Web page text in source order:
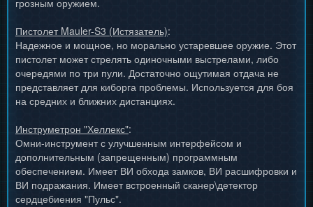
грозным оружием.
Пистолет Mauler-S3 (Истязатель):
Надежное и мощное, но морально устаревшее оружие. Этот
пистолет может стрелять одиночными выстрелами, либо
очередями по три пули. Достаточно ощутимая отдача не
представляет для киборга проблемы. Используется для боя
на средних и ближних дистанциях.
Инструметрон "Хеллекс":
Омни-инструмент с улучшенным интерфейсом и
дополнительным (запрещенным) программным
обеспечением. Имеет ВИ обхода замков, ВИ расшифровки и
ВИ подражания. Имеет встроенный сканер\детектор
сердцебиения "Пульс".